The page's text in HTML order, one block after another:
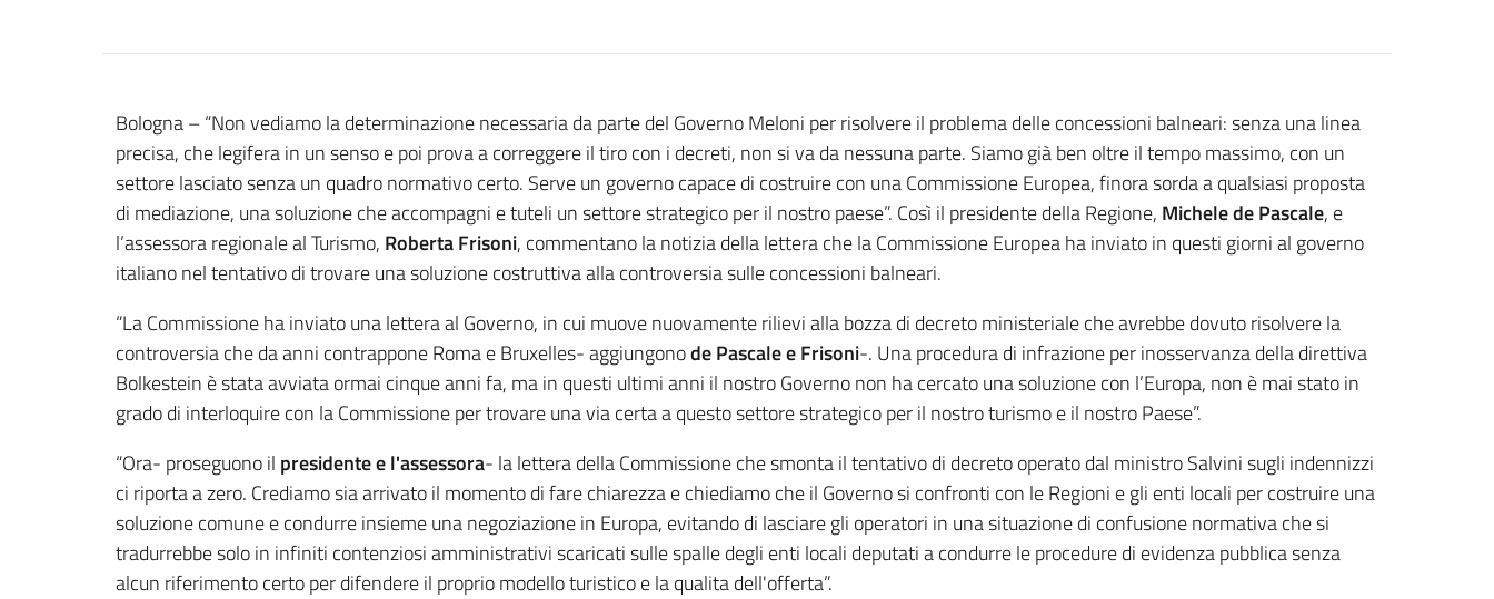
Contenuto
Bologna – “Non vediamo la determinazione necessaria da parte del Governo Meloni per risolvere il problema delle concessioni balneari: senza una linea
precisa, che legifera in un senso e poi prova a correggere il tiro con i decreti, non si va da nessuna parte. Siamo già ben oltre il tempo massimo, con un
settore lasciato senza un quadro normativo certo. Serve un governo capace di costruire con una Commissione Europea, finora sorda a qualsiasi proposta
di mediazione, una soluzione che accompagni e tuteli un settore strategico per il nostro paese”. Così il presidente della Regione, Michele de Pascale, e
l’assessora regionale al Turismo, Roberta Frisoni, commentano la notizia della lettera che la Commissione Europea ha inviato in questi giorni al governo
italiano nel tentativo di trovare una soluzione costruttiva alla controversia sulle concessioni balneari.
“La Commissione ha inviato una lettera al Governo, in cui muove nuovamente rilievi alla bozza di decreto ministeriale che avrebbe dovuto risolvere la
controversia che da anni contrappone Roma e Bruxelles- aggiungonode Pascale e Frisoni-. Una procedura di infrazione per inosservanza della direttiva
Bolkestein è stata avviata ormai cinque anni fa, ma in questi ultimi anni il nostro Governo non ha cercato una soluzione con l’Europa, non è mai stato in
grado di interloquire con la Commissione per trovare una via certa a questo settore strategico per il nostro turismo e il nostro Paese”.
“Ora- proseguono il presidente e l'assessora- la lettera della Commissione che smonta il tentativo di decreto operato dal ministro Salvini sugli indennizzi
ci riporta a zero. Crediamo sia arrivato il momento di fare chiarezza e chiediamo che il Governo si confronti con le Regioni e gli enti locali per costruire una
soluzione comune e condurre insieme una negoziazione in Europa, evitando di lasciare gli operatori in una situazione di confusione normativa che si
tradurrebbe solo in infiniti contenziosi amministrativi scaricati sulle spalle degli enti locali deputati a condurre le procedure di evidenza pubblica senza
alcun riferimento certo per difendere il proprio modello turistico e la qualita dell'offerta”.